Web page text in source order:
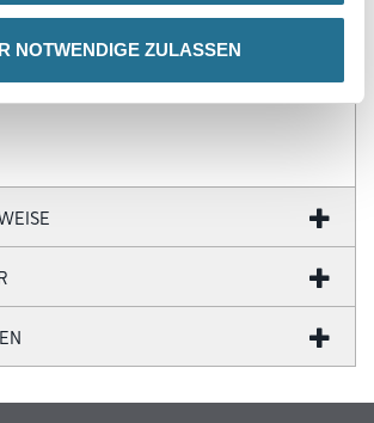
NOTWENDIGE ZULASSEN
Tapete
Latexfarben